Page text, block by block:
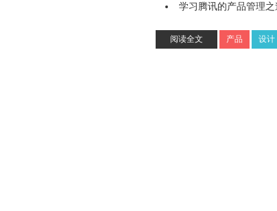
学习腾讯的产品管理之
阅读全文 产品 设计